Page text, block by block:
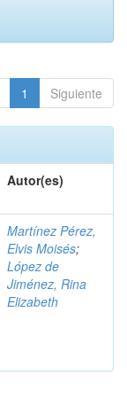
1 Siguiente
Autor(es)
Martínez Pérez,
Elvis Moisés;
López de
Jiménez, Rina
Elizabeth